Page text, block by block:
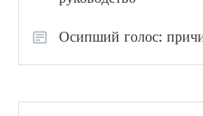
Осипший голос: